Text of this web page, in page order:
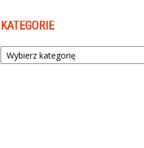
KATEGORIE
Kategorie